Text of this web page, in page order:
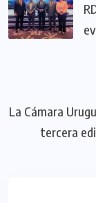
La Cámara
tercera